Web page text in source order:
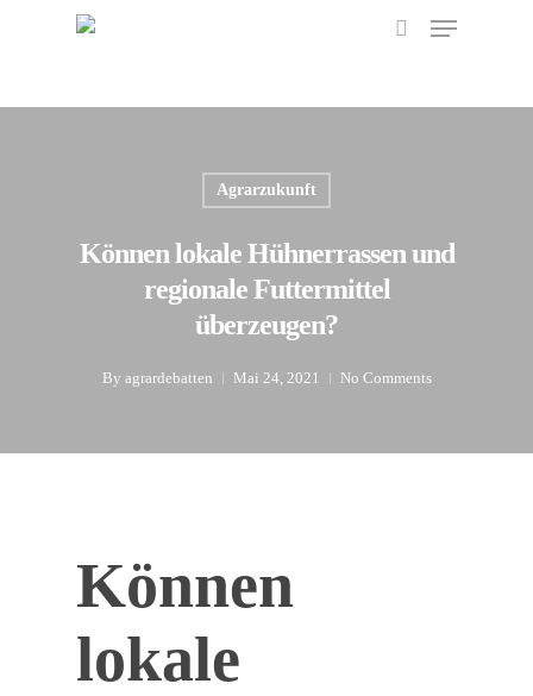
content
Menu
Agrarzukunft
Können lokale Hühnerrassen und
regionale Futtermittel
überzeugen?
By agrardebatten Mai 24, 2021 No Comments
Können
lokale